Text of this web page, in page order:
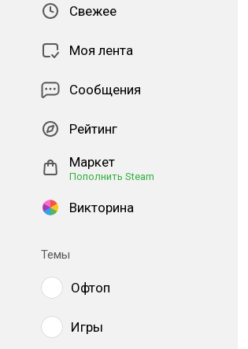
Свежее
Моя лента
Сообщения
Рейтинг
Маркет
Пополнить Steam
Викторина
Темы
Офтоп
Игры